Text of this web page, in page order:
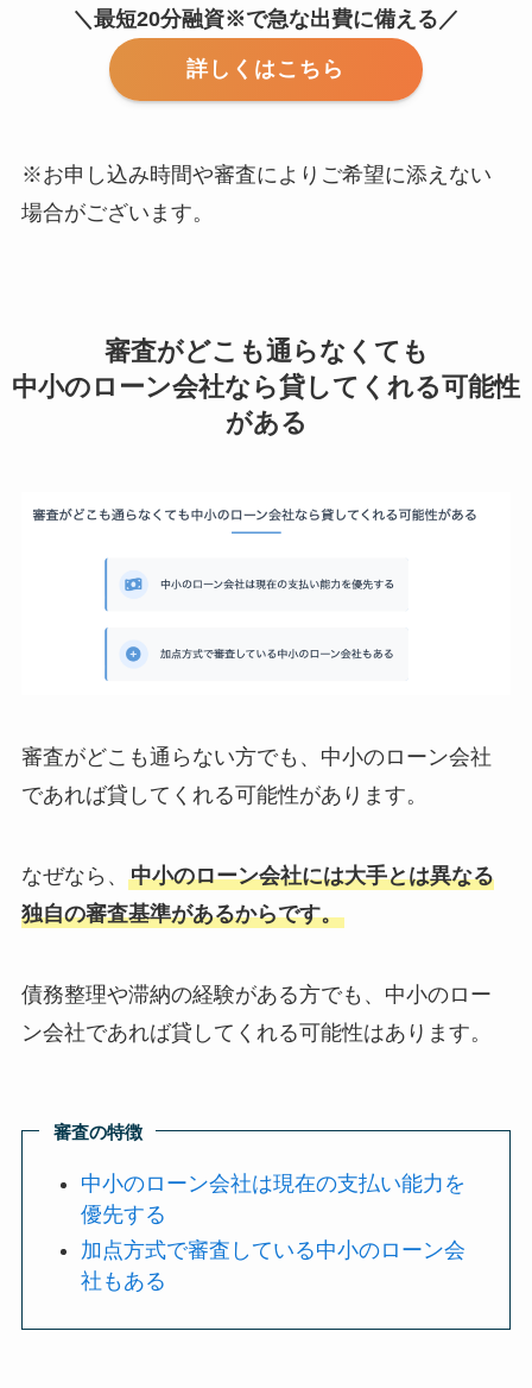
＼最短20分融資※で急な出費に備える／
詳しくはこちら
※お申し込み時間や審査によりご希望に添えない
場合がございます。
審査がどこも通らなくても
中小のローン会社なら貸してくれる可能性
がある
審査がどこも通らない方でも、中小のローン会社
であれば貸してくれる可能性があります。
なぜなら、 中小のローン会社には大手とは異なる
独自の審査基準があるからです。
債務整理や滞納の経験がある方でも、中小のロー
ン会社であれば貸してくれる可能性はあります。
審査の特徴
中小のローン会社は現在の支払い能力を
優先する
加点方式で審査している中小のローン会
社もある